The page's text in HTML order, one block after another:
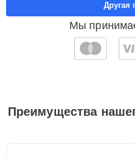
Мы
Другая
Преимущества